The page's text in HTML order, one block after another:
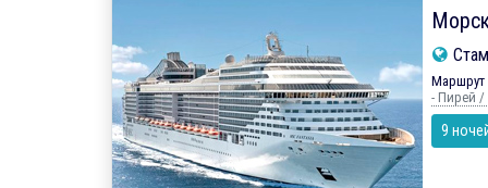
Маршрут
- Пирей /
9